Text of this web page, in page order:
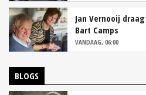
Jan Vernooij
Bart Camps
VANDAAG, 06:00
BLOGS